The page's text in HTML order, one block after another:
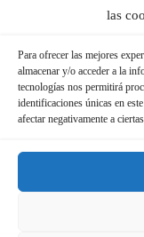
las
Para ofrecer las mejores
almacenar y/o acceder a la
tecnologías nos permitirá
identificaciones únicas en
afectar negativamente a